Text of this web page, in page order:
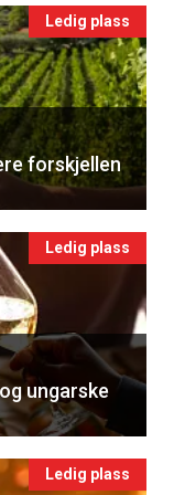
Ledig plass
forskjellen
Ledig plass
ungarske
Ledig plass